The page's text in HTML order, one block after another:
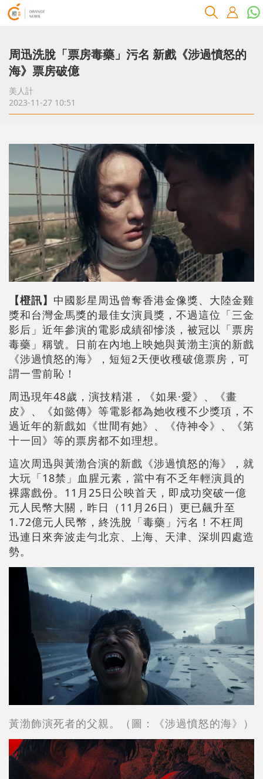
周迅洗脫「票房毒藥」污名 新戲《涉過憤怒的
海》票房破億
美人計
2023-11-27 10:51
【橙訊】 中國影星周迅曾奪香港金像獎、大陸金雞
獎和台灣金馬獎的最佳女演員獎，不過這位「三金
影后」近年參演的電影成績卻慘淡，被冠以「票房
毒藥」稱號。日前在內地上映她與黃渤主演的新戲
《涉過憤怒的海》，短短2天便收穫破億票房，可
謂一雪前恥！
周迅現年48歲，演技精湛，《如果·愛》、《畫
皮》、《如懿傳》等電影都為她收穫不少獎項，不
過近年的新戲如《世間有她》、《侍神令》、《第
十一回》等的票房都不如理想。
這次周迅與黃渤合演的新戲《涉過憤怒的海》，就
大玩「18禁」血腥元素，當中有不乏年輕演員的
裸露戲份。11月25日公映首天，即成功突破一億
元人民幣大關，昨日（11月26日）更已飆升至
1.72億元人民幣，終洗脫「毒藥」污名！不枉周
迅連日來奔波走勻北京、上海、天津、深圳四處造
勢。
黃渤飾演死者的父親。（圖：《涉過憤怒的海》）